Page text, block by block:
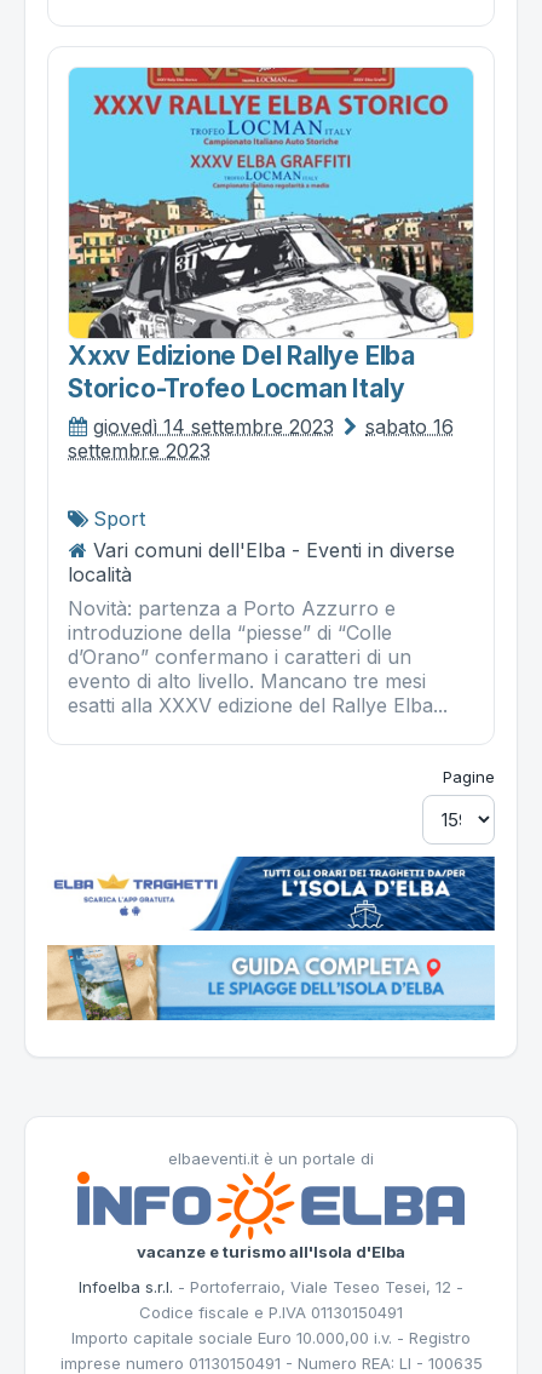
Xxxv Edizione Del Rallye Elba
Storico-Trofeo Locman Italy
giovedì 14 settembre 2023
sabato 16
settembre 2023
Sport
Vari comuni dell'Elba - Eventi in diverse
località
Novità: partenza a Porto Azzurro e
introduzione della “piesse” di “Colle
d’Orano” confermano i caratteri di un
evento di alto livello. Mancano tre mesi
esatti alla XXXV edizione del Rallye Elba...
Pagine
elbaeventi.it è un portale di
vacanze e turismo all'Isola d'Elba
Infoelba s.r.l. - Portoferraio, Viale Teseo Tesei, 12 -
Codice fiscale e P.IVA 01130150491
Importo capitale sociale Euro 10.000,00 i.v. - Registro
imprese numero 01130150491 - Numero REA: LI - 100635